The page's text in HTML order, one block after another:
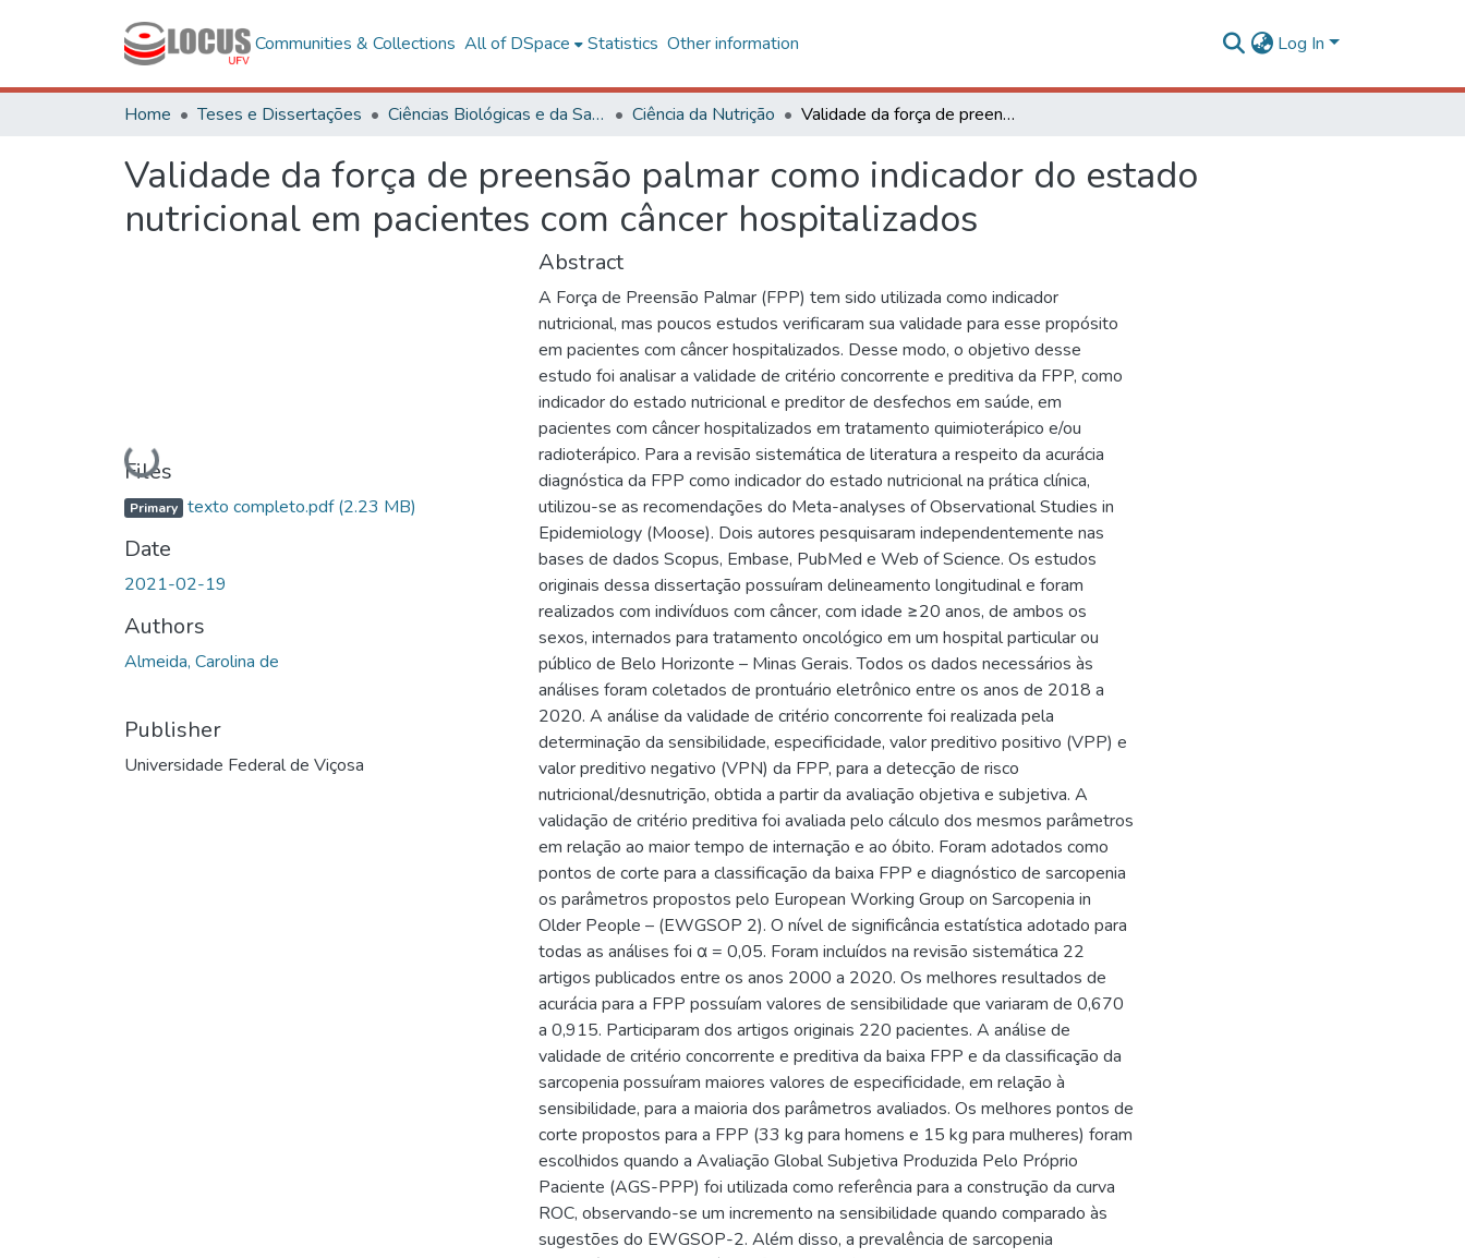
Communities & Collections All of DSpace Statistics Other information Log In
Home Teses e Dissertações Ciências Biológicas e da Saúde Ciência da Nutrição Validade da força de preensão palmar como indicador do estado nutricional em pacientes com câncer hospitalizados
Validade da força de preensão palmar como indicador do estado
nutricional em pacientes com câncer hospitalizados
Loading...
Files
Primary texto completo.pdf(2.23 MB)
Date
2021-02-19
Authors
Almeida, Carolina de
Publisher
Universidade Federal de Viçosa
Abstract
A Força de Preensão Palmar (FPP) tem sido utilizada como indicador
nutricional, mas poucos estudos verificaram sua validade para esse propósito
em pacientes com câncer hospitalizados. Desse modo, o objetivo desse
estudo foi analisar a validade de critério concorrente e preditiva da FPP, como
indicador do estado nutricional e preditor de desfechos em saúde, em
pacientes com câncer hospitalizados em tratamento quimioterápico e/ou
radioterápico. Para a revisão sistemática de literatura a respeito da acurácia
diagnóstica da FPP como indicador do estado nutricional na prática clínica,
utilizou-se as recomendações do Meta-analyses of Observational Studies in
Epidemiology (Moose). Dois autores pesquisaram independentemente nas
bases de dados Scopus, Embase, PubMed e Web of Science. Os estudos
originais dessa dissertação possuíram delineamento longitudinal e foram
realizados com indivíduos com câncer, com idade ≥20 anos, de ambos os
sexos, internados para tratamento oncológico em um hospital particular ou
público de Belo Horizonte – Minas Gerais. Todos os dados necessários às
análises foram coletados de prontuário eletrônico entre os anos de 2018 a
2020. A análise da validade de critério concorrente foi realizada pela
determinação da sensibilidade, especificidade, valor preditivo positivo (VPP) e
valor preditivo negativo (VPN) da FPP, para a detecção de risco
nutricional/desnutrição, obtida a partir da avaliação objetiva e subjetiva. A
validação de critério preditiva foi avaliada pelo cálculo dos mesmos parâmetros
em relação ao maior tempo de internação e ao óbito. Foram adotados como
pontos de corte para a classificação da baixa FPP e diagnóstico de sarcopenia
os parâmetros propostos pelo European Working Group on Sarcopenia in
Older People – (EWGSOP 2). O nível de significância estatística adotado para
todas as análises foi α = 0,05. Foram incluídos na revisão sistemática 22
artigos publicados entre os anos 2000 a 2020. Os melhores resultados de
acurácia para a FPP possuíam valores de sensibilidade que variaram de 0,670
a 0,915. Participaram dos artigos originais 220 pacientes. A análise de
validade de critério concorrente e preditiva da baixa FPP e da classificação da
sarcopenia possuíram maiores valores de especificidade, em relação à
sensibilidade, para a maioria dos parâmetros avaliados. Os melhores pontos de
corte propostos para a FPP (33 kg para homens e 15 kg para mulheres) foram
escolhidos quando a Avaliação Global Subjetiva Produzida Pelo Próprio
Paciente (AGS-PPP) foi utilizada como referência para a construção da curva
ROC, observando-se um incremento na sensibilidade quando comparado às
sugestões do EWGSOP-2. Além disso, a prevalência de sarcopenia